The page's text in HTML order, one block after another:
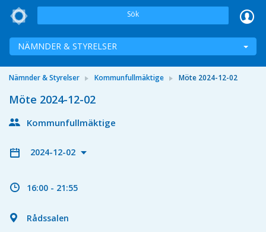
Sök
NÄMNDER & STYRELSER
Nämnder & Styrelser Kommunfullmäktige Möte 2024-12-02
Möte 2024-12-02
Kommunfullmäktige
2024-12-02
16:00 - 21:55
Rådssalen